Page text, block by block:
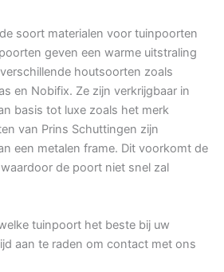
soort materialen voor tuinpoorten
geven een warme uitstraling
houtsoorten zoals
en Nobifix. Ze zijn verkrijgbaar in
basis tot luxe zoals het merk
van Prins Schuttingen zijn
een metalen frame. Dit voorkomt de
de poort niet snel zal
tuinpoort het beste bij uw
aan te raden om contact met ons